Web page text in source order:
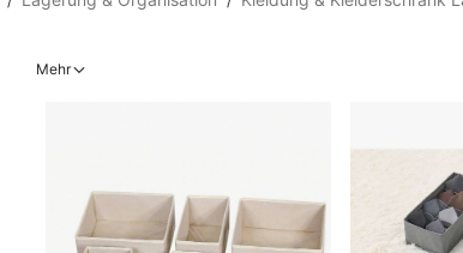
Mehr